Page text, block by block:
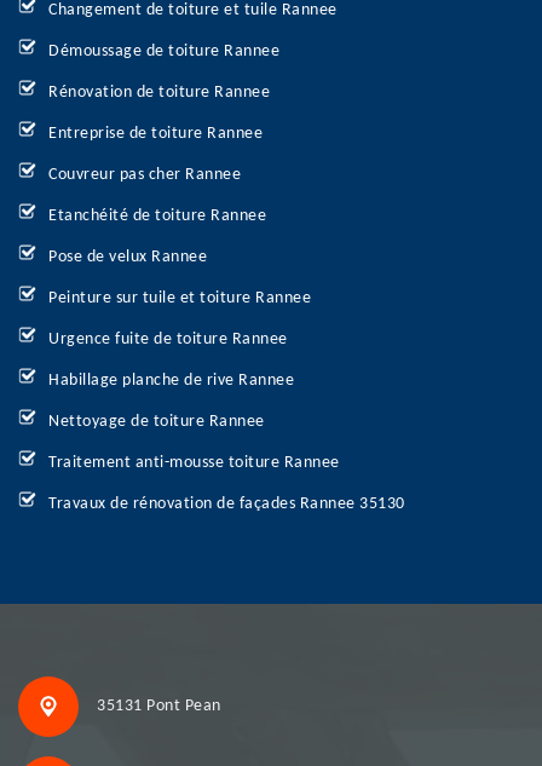
Changement de toiture et tuile Rannee
Démoussage de toiture Rannee
Rénovation de toiture Rannee
Entreprise de toiture Rannee
Couvreur pas cher Rannee
Etanchéité de toiture Rannee
Pose de velux Rannee
Peinture sur tuile et toiture Rannee
Urgence fuite de toiture Rannee
Habillage planche de rive Rannee
Nettoyage de toiture Rannee
Traitement anti-mousse toiture Rannee
Travaux de rénovation de façades Rannee 35130
35131 Pont Pean